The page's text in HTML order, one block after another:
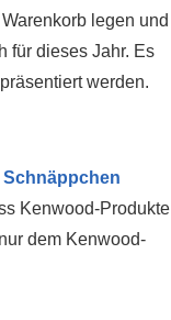
legen und
für dieses Jahr. Es
werden.
Schnäppchen
Kenwood-Produkte
dem Kenwood-